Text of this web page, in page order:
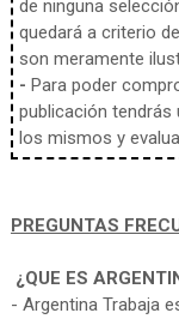
de ninguna
quedará a criterio
son meramente
- Para poder
publicación tendrás
los mismos y
PREGUNTAS
¿QUE ES
- Argentina Trabaja